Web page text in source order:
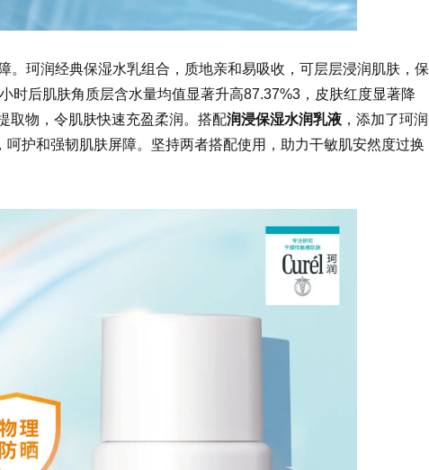
珂润经典保湿水乳组合，质地亲和易吸收，可层层浸润肌肤， 保
时后肌肤角质层含水量均值显著升高87.37%3，皮肤红度显著降
取物，令肌肤快速充盈柔润 。 搭配润浸保湿水润乳液 ，添加了珂润
呵护和强韧肌肤屏障。坚持两者搭配使用，助力干敏肌安然度过换